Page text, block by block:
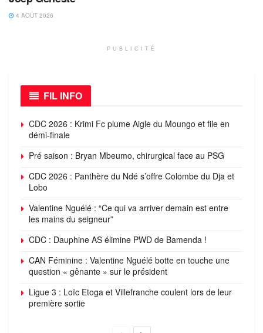
4 AOÛT 2026
PUBLICITÉ
FIL INFO
CDC 2026 : Krimi Fc plume Aigle du Moungo et file en
démi-finale
Pré saison : Bryan Mbeumo, chirurgical face au PSG
CDC 2026 : Panthère du Ndé s’offre Colombe du Dja et
Lobo
Valentine Nguélé : “Ce qui va arriver demain est entre
les mains du seigneur”
CDC : Dauphine AS élimine PWD de Bamenda !
CAN Féminine : Valentine Nguélé botte en touche une
question « gênante » sur le président
Ligue 3 : Loïc Etoga et Villefranche coulent lors de leur
première sortie